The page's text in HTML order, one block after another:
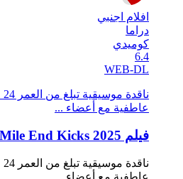
افلام اجنبي
دراما
كوميدي
6.4
WEB-DL
عاطفية مع أعضاء ...
فيلم Mile End Kicks 2025 مترجم HD